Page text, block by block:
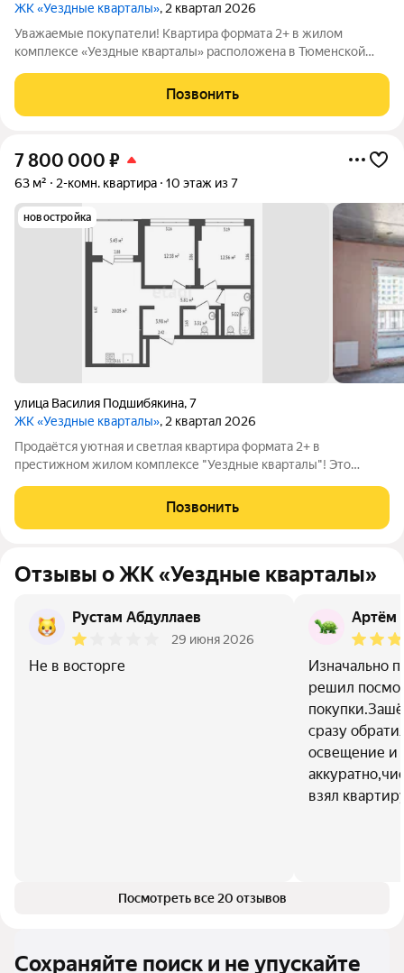
ЖК «Уездные кварталы», 2 квартал 2026
Уважаемые покупатели! Квартира формата 2+ в жилом
комплексе «Уездные кварталы» расположена в Тюменской
Общая площадь составляет 56,86 кв.м., планировка продумана
для комфортного проживания:
Позвонить
7 800 000 ₽
63 м² 2-комн. квартира 10 этаж из 7
новостройка
улица Василия Подшибякина,7
ЖК «Уездные кварталы», 2 квартал 2026
Продаётся уютная и светлая квартира формата 2+ в
престижном жилом комплексе "Уездные кварталы"! Это
качество жизни. Планировка квартиры продумана до мелочей:
просторная прихожая встречает вас с
Позвонить
Отзывы о ЖК «Уездные кварталы»
Рустам Абдуллаев
29 июня 2026
Не в восторге
Артём
Изначально
решил
сразу
освещение и
взял
Посмотреть все 20 отзывов
Сохраняйте поиск и не упускайте